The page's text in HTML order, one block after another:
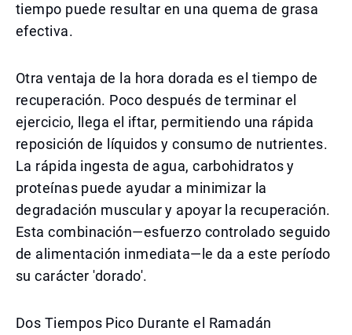
tiempo puede resultar en una quema de grasa
efectiva.
Otra ventaja de la hora dorada es el tiempo de
recuperación. Poco después de terminar el
ejercicio, llega el iftar, permitiendo una rápida
reposición de líquidos y consumo de nutrientes.
La rápida ingesta de agua, carbohidratos y
proteínas puede ayudar a minimizar la
degradación muscular y apoyar la recuperación.
Esta combinación—esfuerzo controlado seguido
de alimentación inmediata—le da a este período
su carácter 'dorado'.
Dos Tiempos Pico Durante el Ramadán